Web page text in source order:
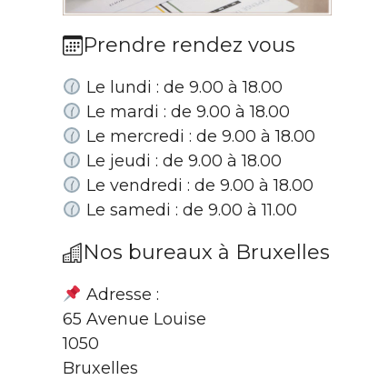
Prendre rendez vous
Le lundi : de 9.00 à 18.00
Le mardi : de 9.00 à 18.00
Le mercredi : de 9.00 à 18.00
Le jeudi : de 9.00 à 18.00
Le vendredi : de 9.00 à 18.00
Le samedi : de 9.00 à 11.00
Nos bureaux à Bruxelles
Adresse :
65 Avenue Louise
1050
Bruxelles